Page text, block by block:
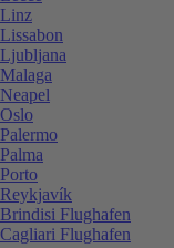
Linz
Lissabon
Ljubljana
Malaga
Neapel
Oslo
Palermo
Palma
Porto
Reykjavík
Brindisi Flughafen
Cagliari Flughafen